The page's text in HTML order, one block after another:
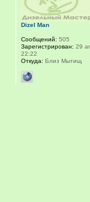
Dizel Man
Сообщений: 505
Зарегистрирован: 29
22:22
Откуда: Близ Мытищ